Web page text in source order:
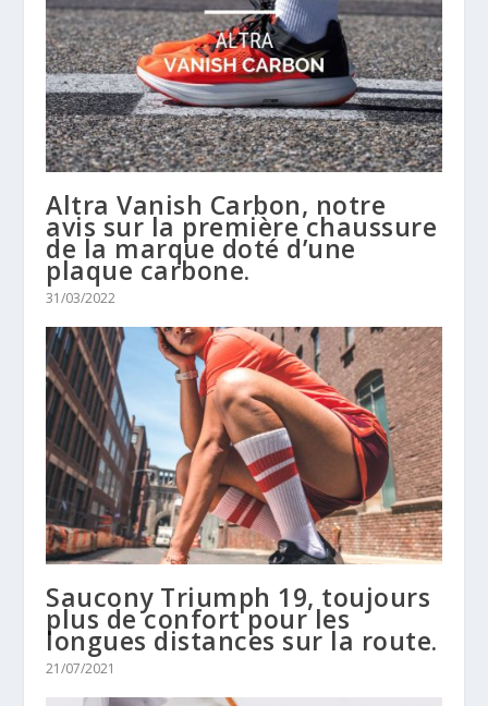
Altra Vanish Carbon, notre
avis sur la première chaussure
de la marque doté d’une
plaque carbone.
31/03/2022
Saucony Triumph 19, toujours
plus de confort pour les
longues distances sur la route.
21/07/2021